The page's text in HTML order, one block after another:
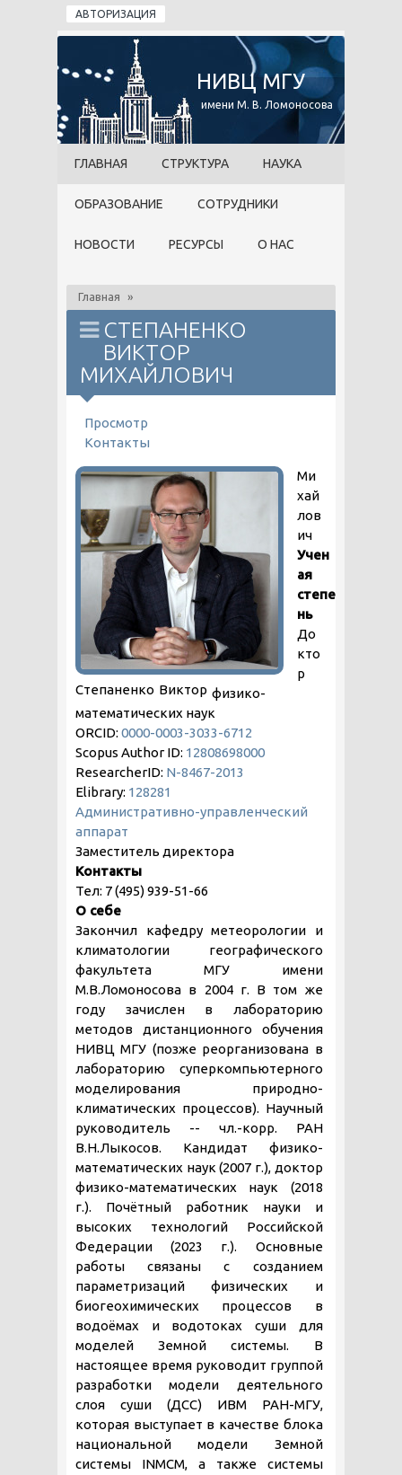
Перейти к основному содержанию
АВТОРИЗАЦИЯ
НИВЦ МГУ
имени М. В. Ломоносова
ГЛАВНАЯ СТРУКТУРА НАУКА
ОБРАЗОВАНИЕ СОТРУДНИКИ
НОВОСТИ РЕСУРСЫ О НАС
Главная »
СТЕПАНЕНКО
ВИКТОР
МИХАЙЛОВИЧ
ГЛАВНЫЕ ВКЛАДКИ
Просмотр
Контакты
Степаненко Виктор
Ми
хай
лов
ич
Учен
ая
степе
нь
До
кто
р
физико-
математических наук
ORCID: 0000-0003-3033-6712
Scopus Author ID: 12808698000
ResearcherID: N-8467-2013
Elibrary: 128281
Административно-управленческий
аппарат
Заместитель директора
Контакты
Тел: 7 (495) 939-51-66
О себе
Закончил кафедру метеорологии и
климатологии географического
факультета МГУ имени
М.В.Ломоносова в 2004 г. В том же
году зачислен в лабораторию
методов дистанционного обучения
НИВЦ МГУ (позже реорганизована в
лабораторию суперкомпьютерного
моделирования природно-
климатических процессов). Научный
руководитель -- чл.-корр. РАН
В.Н.Лыкосов. Кандидат физико-
математических наук (2007 г.), доктор
физико-математических наук (2018
г.). Почётный работник науки и
высоких технологий Российской
Федерации (2023 г.). Основные
работы связаны с созданием
параметризаций физических и
биогеохимических процессов в
водоёмах и водотоках суши для
моделей Земной системы. В
настоящее время руководит группой
разработки модели деятельного
слоя суши (ДСС) ИВМ РАН-МГУ,
которая выступает в качестве блока
национальной модели Земной
системы INMCM, а также системы